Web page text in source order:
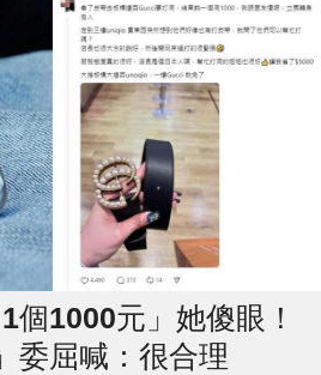
個1000元」她傻眼！
委屈喊：很合理